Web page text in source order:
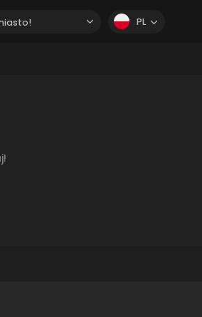
PL